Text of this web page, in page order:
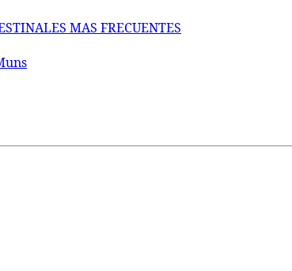
MAS FRECUENTES